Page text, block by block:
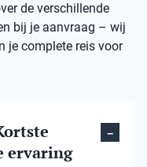
de verschillende
bij je aanvraag – wij
je complete reis voor
ervaring